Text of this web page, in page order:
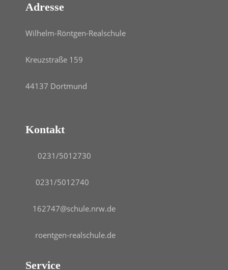
Adresse
Wilhelm-Röntgen-Realschule
Kreuzstraße 159
44137 Dortmund
Kontakt
0231/5012730
0231/5012740
162747@schule.nrw.de
roentgen-realschule.de
Service